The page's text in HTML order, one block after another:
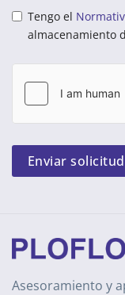
Tengo el
almacenamiento
Enviar solicitud
Asesoramiento y